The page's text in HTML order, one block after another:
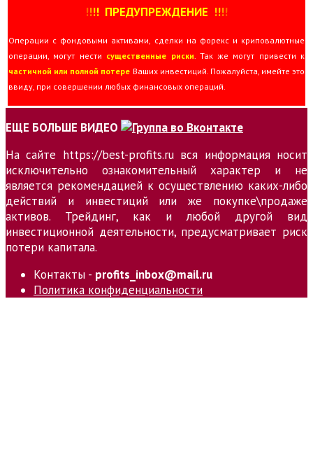
!!!! ПРЕДУПРЕЖДЕНИЕ !!!!
Операции с фондовыми активами, сделки на форекс и криповалютные
операции, могут нести существенные риски . Так же могут привести к
частичной или полной потере Ваших инвестиций. Пожалуйста, имейте это
ввиду, при совершении любых финансовых операций.
ЕЩЕ БОЛЬШЕ ВИДЕО
На сайте https://best-profits.ru вся информация носит
исключительно ознакомительный характер и не
является рекомендацией к осуществлению каких-либо
действий и инвестиций или же покупке\продаже
активов. Трейдинг, как и любой другой вид
инвестиционной деятельности, предусматривает риск
потери капитала.
Контакты - profits_inbox@mail.ru
Политика конфиденциальности